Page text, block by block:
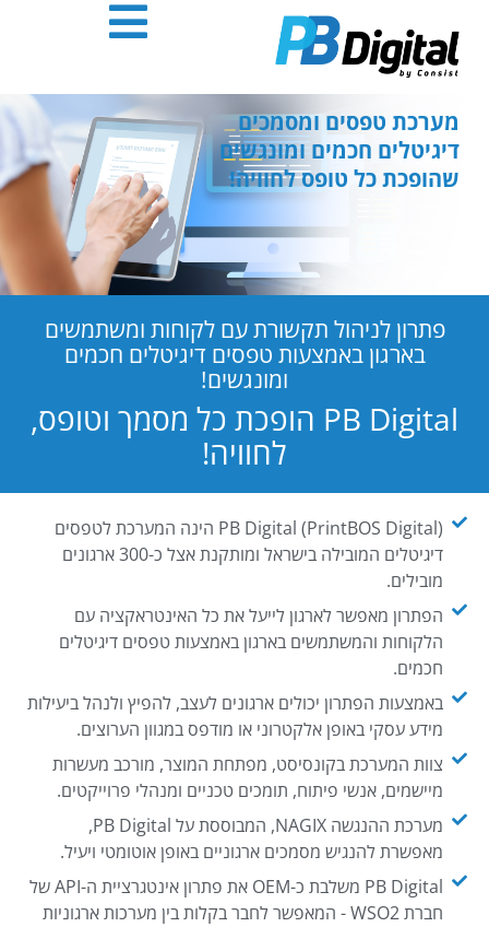
אנטר
מערכת טפסים ומסמכים
דיגיטלים חכמים ומונגשים
שהופכת כל טופס לחוויה!
פתרון לניהול תקשורת עם לקוחות ומשתמשים
בארגון באמצעות טפסים דיגיטלים חכמים
ומונגשים!
PB Digital הופכת כל מסמך וטופס,
לחוויה!
PB Digital (PrintBOS Digital) הינה המערכת לטפסים
דיגיטלים המובילה בישראל ומותקנת אצל כ-300 ארגונים
מובילים.
הפתרון מאפשר לארגון לייעל את כל האינטראקציה עם
הלקוחות והמשתמשים בארגון באמצעות טפסים דיגיטלים
חכמים.
באמצעות הפתרון יכולים ארגונים לעצב, להפיץ ולנהל ביעילות
מידע עסקי באופן אלקטרוני או מודפס במגוון הערוצים.
צוות המערכת בקונסיסט, מפתחת המוצר, מורכב מעשרות
מיישמים, אנשי פיתוח, תומכים טכניים ומנהלי פרוייקטים.
מערכת ההנגשה NAGIX, המבוססת על PB Digital,
מאפשרת להנגיש מסמכים ארגוניים באופן אוטומטי ויעיל.
PB Digital משלבת כ-OEM את פתרון אינטגרציית ה-API של
חברת WSO2 - המאפשר לחבר בקלות בין מערכות ארגוניות